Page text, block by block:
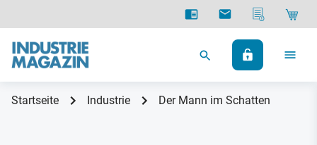
Startseite Industrie Der Mann im Schatten